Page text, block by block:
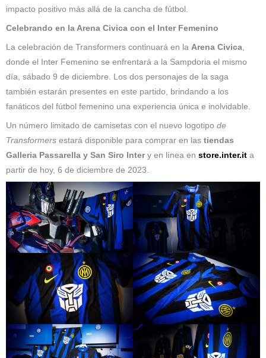
impacto positivo más allá de la cancha de fútbol.
Celebrando en la Arena Civica con el Inter Femenino
La celebración de Transformers continuará en la Arena Civica
donde el Inter Femenino se enfrentará a la Sampdoria el mismo
día, sábado 9 de diciembre. Los dos personajes de la saga
también estarán presentes en este partido, brindando a los
fanáticos del fútbol femenino una experiencia única e inolvidable.
Un número limitado de camisetas con el nuevo logotipo de
Transformers estará disponible para comprar en las tiendas
Galleria Passarella y San Siro Intery en línea en store.inter.it a
partir de hoy, 6 de diciembre de 2023.